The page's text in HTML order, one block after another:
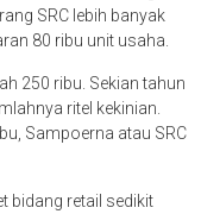
SRC lebih banyak
80 ribu unit usaha.
250 ribu. Sekian tahun
ritel kekinian.
Sampoerna atau SRC
bidang retail sedikit